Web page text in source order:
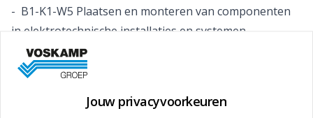
- B1-K1-W5 Plaatsen en monteren van componenten
in elektrotechnische installaties en systemen
- B1-K1-W6 Instellen van componenten in
elektrotechnische installaties en systemen
minder ervaren collega'sJouw privacyvoorkeuren